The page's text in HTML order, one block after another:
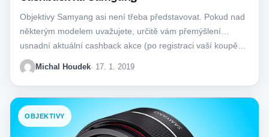
Objektivy Samyang asi není třeba představovat. Pokud nad
některým modelem uvažujete, určitě vám přemýšlení
usnadní aktuální cashback akce (po registraci vaší koupě…
Michal Houdek· 17. 1. 2019
OBJEKTIVY